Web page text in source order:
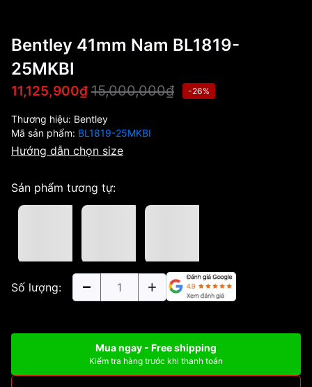
Bentley 41mm Nam BL1819-
25MKBI
11,125,900₫ 15,000,000₫ -26%
Thương hiệu: Bentley
Mã sản phẩm: BL1819-25MKBI
Hướng dẫn chọn size
Sản phẩm tương tự:
Số lượng:
Mua ngay - Free shipping
Kiểm tra hàng trước khi thanh toán